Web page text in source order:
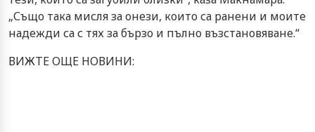
„Също така мисля за онези, които са ранени и моите
надежди са с тях за бързо и пълно възстановяване.“
ВИЖТЕ ОЩЕ НОВИНИ: